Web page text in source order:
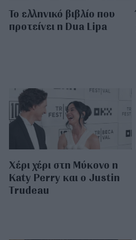
Το ελληνικό βιβλίο που
προτείνει η Dua Lipa
Χέρι χέρι στη Μύκονο η
Katy Perry και ο Justin
Trudeau